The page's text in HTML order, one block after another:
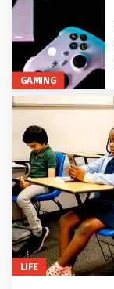
GAMING
LIFE